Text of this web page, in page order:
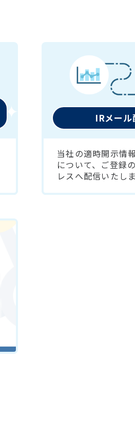
IRメール
当社の適時開示情
について、ご登録
レスへ配信いたしま